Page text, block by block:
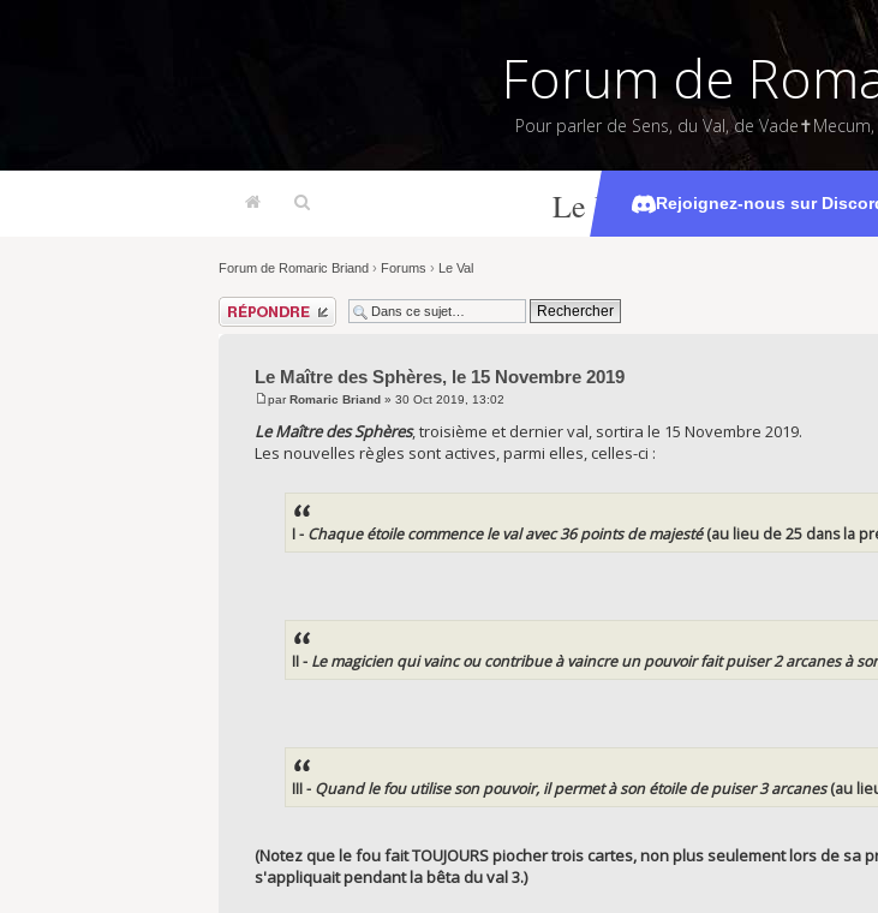
Forum de
Pour parler de Sens, du Val, de
Rejoignez-nous sur
Le Maître des Sphères,
Forum de Romaric Briand › Forums › Le Val
Répondre
Le Maître des Sphères, le 15 Novembre 2019
parRomaric Briand » 30 Oct 2019, 13:02
Le Maître des Sphères, troisième et dernier val, sortira le 15 Novembre 2019.
Les nouvelles règles sont actives, parmi elles, celles-ci :
I - Chaque étoile commence le val avec 36 points de majesté(au lieu de 25 dans la
II - Le magicien qui vainc ou contribue à vaincre un pouvoir fait puiser 2 arcanes à
III - Quand le fou utilise son pouvoir, il permet à son étoile de puiser 3 arcanes(au
(Notez que le fou fait TOUJOURS piocher trois cartes, non plus seulement lors de
s'appliquait pendant la bêta du val 3.)